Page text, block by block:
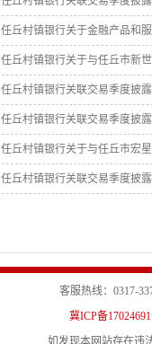
任丘村镇银行关于金融产品和
任丘村镇银行关于与任丘市新
任丘村镇银行关联交易季度披露
任丘村镇银行关联交易季度披露
任丘村镇银行关于与任丘市宏
任丘村镇银行关联交易季度披露
客服热线：0317-
冀ICP备
如发现本网站存在违